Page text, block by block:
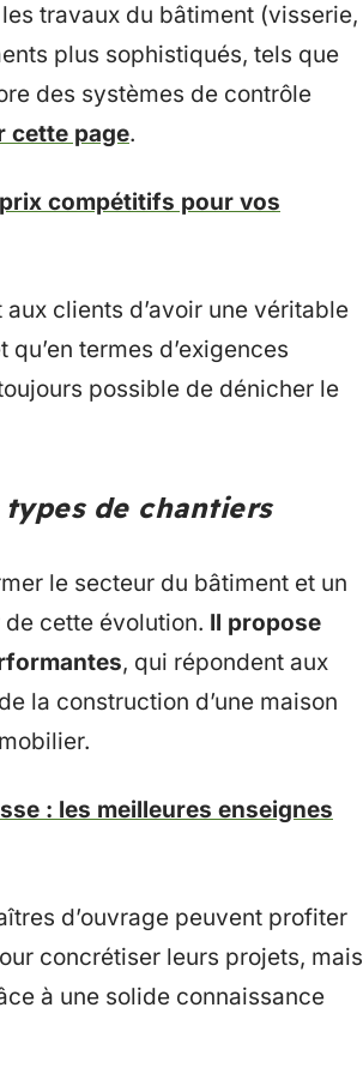
travaux du bâtiment (visserie,
plus sophistiqués, tels que
des systèmes de contrôle
cette page.
compétitifs pour vos
clients d’avoir une véritable
termes d’exigences
possible de dénicher le
de chantiers
le secteur du bâtiment et un
cette évolution. Il propose
, qui répondent aux
la construction d’une maison
: les meilleures enseignes
d’ouvrage peuvent profiter
concrétiser leurs projets, mais
à une solide connaissance